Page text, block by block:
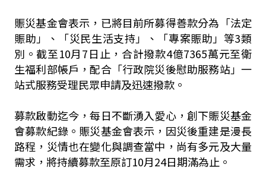
賑災基金會表示，已將目前所募得善款分為「法定
賑助」、「災民生活支持」、「專案賑助」等3類
別。截至10月7日止，合計撥款4億7365萬元至衛
生福利部帳戶，配合「行政院災後慰助服務站」一
站式服務受理民眾申請及迅速撥款。
募款啟動迄今，每日不斷湧入愛心，創下賑災基金
會募款紀錄。賑災基金會表示，因災後重建是漫長
路程，災情也在變化與調查當中，尚有多元及大量
需求，將持續募款至原訂10月24日期滿為止。